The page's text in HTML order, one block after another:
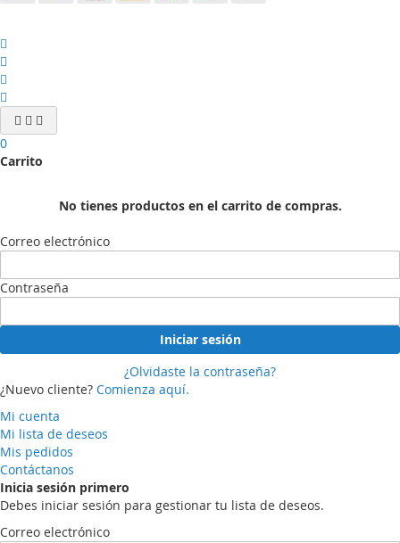
0
Carrito
No tienes productos en el carrito de compras.
Correo electrónico
Contraseña
Iniciar sesión
¿Olvidaste la contraseña?
¿Nuevo cliente? Comienza aquí.
Mi cuenta
Mi lista de deseos
Mis pedidos
Contáctanos
Inicia sesión primero
Debes iniciar sesión para gestionar tu lista de deseos.
Correo electrónico